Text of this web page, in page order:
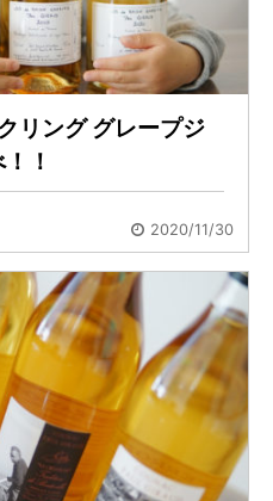
リング グレープジ
！
2020/11/30